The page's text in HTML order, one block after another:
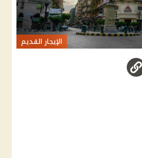
الإيجار القديم